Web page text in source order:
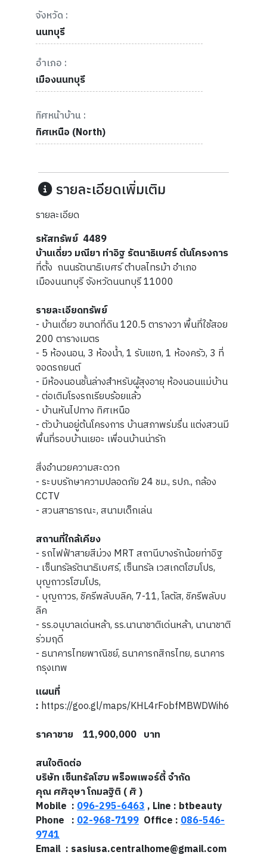
จังหวัด :
นนทบุรี
อำเภอ :
เมืองนนทบุรี
ทิศหน้าบ้าน :
ทิศเหนือ (North)
รายละเอียดเพิ่มเติม
รายละเอียด
รหัสทรัพย์ 4489
บ้านเดี่ยว มณียา ท่าอิฐ รัตนาธิเบศร์ ต้นโครงการ
ที่ตั้ง ถนนรัตนาธิเบศร์ ตำบลไทรม้า อำเภอ
เมืองนนทบุรี จังหวัดนนทบุรี 11000
รายละเอียดทรัพย์
- บ้านเดี่ยว ขนาดที่ดิน 120.5 ตารางวา พื้นที่ใช้สอย
200 ตารางเมตร
- 5 ห้องนอน, 3 ห้องน้ำ, 1 รับแขก, 1 ห้องครัว, 3 ที่
จอดรถยนต์
- มีห้องนอนชั้นล่างสำหรับผู้สุงอายุ ห้องนอนแม่บ้าน
- ต่อเติมโรงรถเรียบร้อยแล้ว
- บ้านหันไปทาง ทิศเหนือ
- ตัวบ้านอยู่ต้นโครงการ บ้านสภาพร่มรื่น แต่งสวนมี
พื้นที่รอบบ้านเยอะ เพื่อนบ้านน่ารัก
สิ่งอำนวยความสะดวก
- ระบบรักษาความปลอดภัย 24 ชม., รปภ., กล้อง
CCTV
- สวนสาธารณะ, สนามเด็กเล่น
สถานที่ใกล้เคียง
-รถไฟฟ้าสายสีม่วง MRT สถานีบางรักน้อยท่าอิฐ
- เซ็นทรัลรัตนาธิเบศร์, เซ็นทรัล เวสเกตโฮมโปร,
บุญถาวรโฮมโปร,
- บุญถาวร, ชิครีพลับบลิค, 7-11, โลตัส, ชิครีพลับบ
ลิค
- รร.อนุบาลเด่นหล้า, รร.นานาชาติเด่นหล้า, นานาชาติ
ร่วมฤดี
- ธนาคารไทยพาณิชย์, ธนาคารกสิกรไทย, ธนาคาร
กรุงเทพ
แผนที่
: https://goo.gl/maps/KHL4rFobfMBWDWih6
ราคาขาย 11,900,000 บาท
สนใจติดต่อ
บริษัท เซ็นทรัลโฮม พร็อพเพอร์ตี้ จำกัด
คุณ ศศิอุษา โกมลฐิติ ( ศิ )
Mobile :096-295-6463, Line : btbeauty
Phone :02-968-7199 Office :086-546-
9741
Email : sasiusa.centralhome@gmail.com